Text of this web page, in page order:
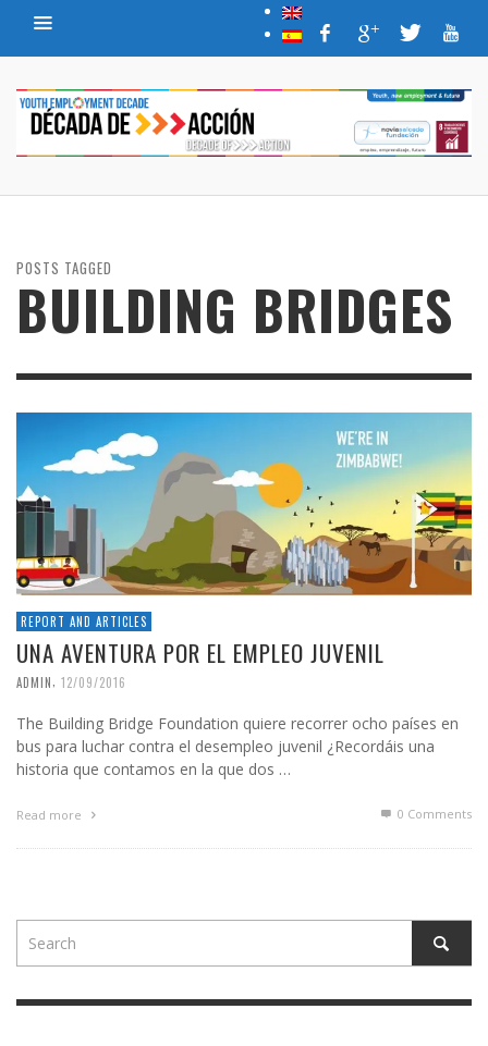
POSTS TAGGED
BUILDING BRIDGES
REPORT AND ARTICLES
UNA AVENTURA POR EL EMPLEO JUVENIL
ADMIN 12/09/2016
The Building Bridge Foundation quiere recorrer ocho países en
bus para luchar contra el desempleo juvenil ¿Recordáis una
historia que contamos en la que dos …
Read more 0 Comments